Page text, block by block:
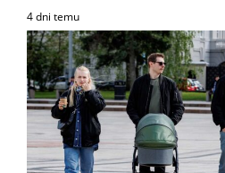
4 dni temu